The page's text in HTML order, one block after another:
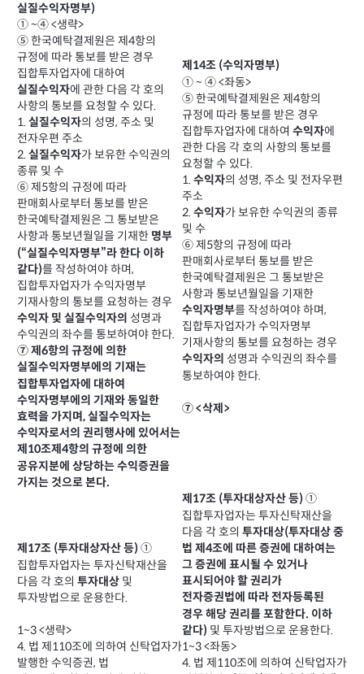
실질수익자명부)
① ~④ <생략>
⑤ 한국예탁결제원은 제4항의
규정에 따라 통보를 받은 경우
집합투자업자에 대하여
실질수익자에 관한 다음 각 호의
사항의 통보를 요청할 수 있다.
1. 실질수익자의 성명, 주소 및
전자우편 주소
2. 실질수익자가 보유한 수익권의
종류 및 수
⑥ 제5항의 규정에 따라
판매회사로부터 통보를 받은
한국예탁결제원은 그 통보받은
사항과 통보년월일을 기재한 명부
(“실질수익자명부”라 한다 이하
같다)를 작성하여야 하며,
집합투자업자가 수익자명부
기재사항의 통보를 요청하는 경우
수익자 및 실질수익자의 성명과
수익권의 좌수를 통보하여야 한다.
⑦ 제6항의 규정에 의한
실질수익자명부에의 기재는
집합투자업자에 대하여
수익자명부에의 기재와 동일한
효력을 가지며, 실질수익자는
수익자로서의 권리행사에 있어서는
제10조제4항의 규정에 의한
공유지분에 상당하는 수익증권을
가지는 것으로 본다.
제14조 (수익자명부)
① ~ ④ <좌동>
⑤ 한국예탁결제원은 제4항의
규정에 따라 통보를 받은 경우
집합투자업자에 대하여 수익자에
관한 다음 각 호의 사항의 통보를
요청할 수 있다.
1. 수익자의 성명, 주소 및 전자우편
주소
2. 수익자가 보유한 수익권의 종류
및 수
⑥ 제5항의 규정에 따라
판매회사로부터 통보를 받은
한국예탁결제원은 그 통보받은
사항과 통보년월일을 기재한
수익자명부를 작성하여야 하며,
집합투자업자가 수익자명부
기재사항의 통보를 요청하는 경우
수익자의 성명과 수익권의 좌수를
통보하여야 한다.
⑦ <삭제>
제17조 (투자대상자산 등) ①
집합투자업자는 투자신탁재산을
다음 각 호의 투자대상 및
투자방법으로 운용한다.
1~3 <생략>
4. 법 제110조에 의하여 신탁업자가
발행한 수익증권, 법
제17조 (투자대상자산 등) ①
집합투자업자는 투자신탁재산을
다음 각 호의 투자대상(투자대상 중
법 제4조에 따른 증권에 대하여는
그 증권에 표시될 수 있거나
표시되어야 할 권리가
전자증권법에 따라 전자등록된
경우 해당 권리를 포함한다. 이하
같다) 및 투자방법으로 운용한다.
1~3 <좌동>
4. 법 제110조에 의하여 신탁업자가